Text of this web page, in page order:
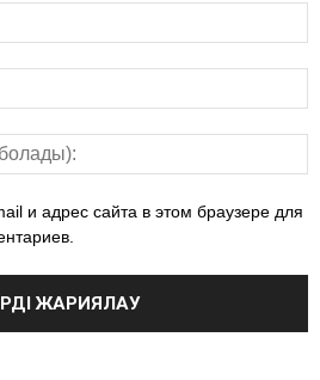
и адрес сайта в этом браузере для